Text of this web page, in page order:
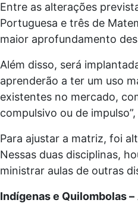
Entre as alterações
Portuguesa e três de
maior aprofundamento
Além disso, será
aprenderão a ter um uso
existentes no mercado,
compulsivo ou de
Para ajustar a matriz, foi
Nessas duas disciplinas,
ministrar aulas de outras
Indígenas e Quilombolas –